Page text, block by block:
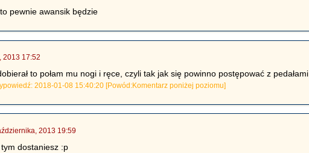
pewnie awansik będzie
2013 17:52
to połam mu nogi i ręce, czyli tak jak się powinno postępować z pedałami
2018-01-08 15:40:20 [Powód:Komentarz poniżej poziomu]
2013 19:59
dostaniesz :p